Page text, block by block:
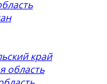
край
область